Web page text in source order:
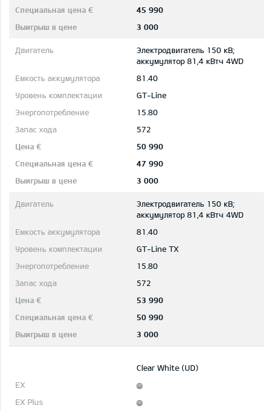
45 990
3 000
Электродвигатель 150 кВ;
aккумулятор 81,4 кВтч 4WD
81.40
GT-Line
15.80
572
50 990
47 990
3 000
Электродвигатель 150 кВ;
aккумулятор 81,4 кВтч 4WD
81.40
GT-Line TX
15.80
572
53 990
50 990
3 000
Clear White (UD)